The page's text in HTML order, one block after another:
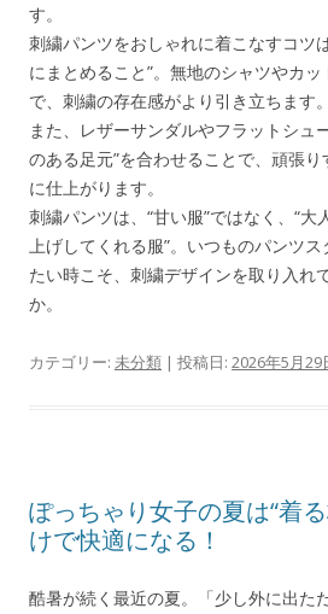
す。
刺繍パンツをおしゃれに着こなすコツ
にまとめること”。無地のシャツやカ
で、刺繍の存在感がより引き立ちます。
また、レザーサンダルやフラットシュ
のある足元”を合わせることで、頑張
に仕上がります。
刺繍パンツは、“甘い服”ではなく、“
上げしてくれる服”。いつものパンツス
たい時こそ、刺繍デザインを取り入れ
か。
カテゴリー: 未分類 | 投稿日: 2026年5月29
ぽっちゃり女子の夏は“着
けで快適になる！
酷暑が続く最近の夏。「少し外に出た